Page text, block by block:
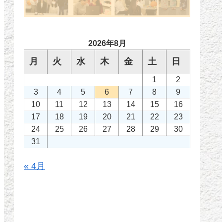
2026年8月
月 火 水 木 金 土 日
1
2
3
4 5 6 7 8
9
10
11 12 13 14 15
16
17
18 19 20 21 22
23
24
25 26 27 28 29
30
31
« 4月